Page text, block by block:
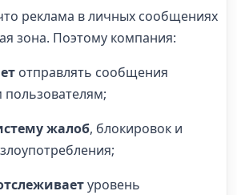
реклама в личных сообщениях
зона. Поэтому компания:
отправлять сообщения
жалоб, блокировок и
уровень